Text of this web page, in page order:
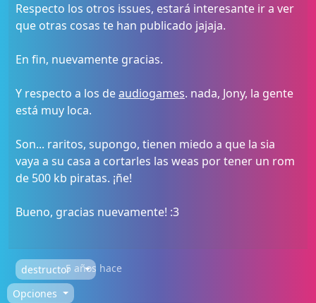
Respecto los otros issues, estará interesante ir a ver
que otras cosas te han publicado jajaja.
En fin, nuevamente gracias.
Y respecto a los deaudiogames. nada, Jony, la gente
está muy loca.
Son... raritos, supongo, tienen miedo a que la sia
vaya a su casa a cortarles las weas por tener un rom
de 500 kb piratas. ¡ñe!
Bueno, gracias nuevamente! :3
destructor5 años hace
Opciones